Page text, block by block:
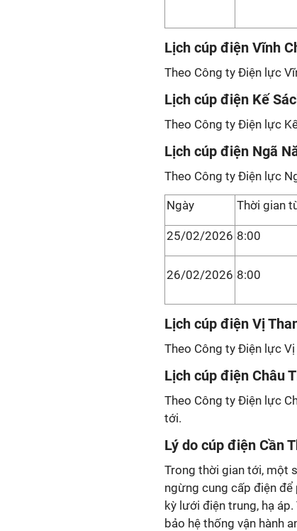
Lịch cúp điện Vĩnh
Theo Công ty Điện lực
Lịch cúp điện Kế
Theo Công ty Điện lực
Lịch cúp điện Ngã
Theo Công ty Điện lực
Ngày Thời gian
25/02/2026 8:00
26/02/2026 8:00
Lịch cúp điện Vị
Theo Công ty Điện lực
Lịch cúp điện Châu
Theo Công ty Điện lực
tới.
Lý do cúp điện Cần
Trong thời gian tới, một
ngừng cung cấp điện
kỳ lưới điện trung, hạ
bảo hệ thống vận hành